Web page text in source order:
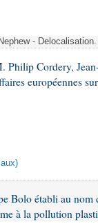
-
Philip Cordery,
européennes
Bolo établi au
à la pollution